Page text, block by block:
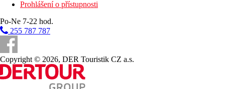
Prohlášení o přístupnosti
Po-Ne 7-22 hod.
255 787 787
Copyright © 2026, DER Touristik CZ a.s.